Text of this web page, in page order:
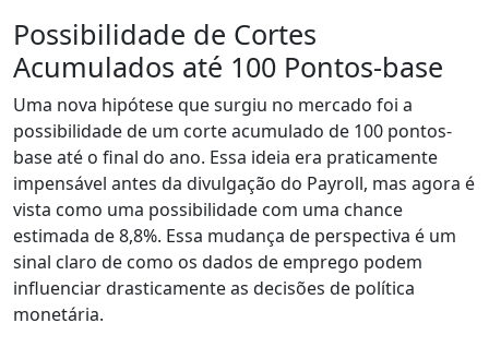
Possibilidade de Cortes
Acumulados até 100 Pontos-base
Uma nova hipótese que surgiu no mercado foi a
possibilidade de um corte acumulado de 100 pontos-
base até o final do ano. Essa ideia era praticamente
impensável antes da divulgação do Payroll, mas agora é
vista como uma possibilidade com uma chance
estimada de 8,8%. Essa mudança de perspectiva é um
sinal claro de como os dados de emprego podem
influenciar drasticamente as decisões de política
monetária.